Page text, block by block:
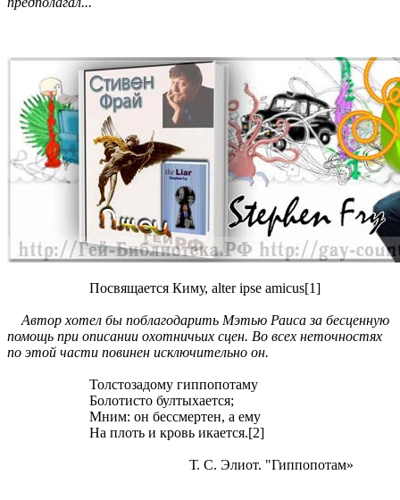
Посвящается Киму, alter ipse amicus[1]
Автор хотел бы поблагодарить Мэтью Раиса за бесценную
помощь при описании охотничьих сцен. Во всех неточностях
по этой части повинен исключительно он.
Толстозадому гиппопотаму
Болотисто бултыхается;
Мним: он бессмертен, а ему
На плоть и кровь икается.[2]
Т. С. Элиот. "Гиппопотам»